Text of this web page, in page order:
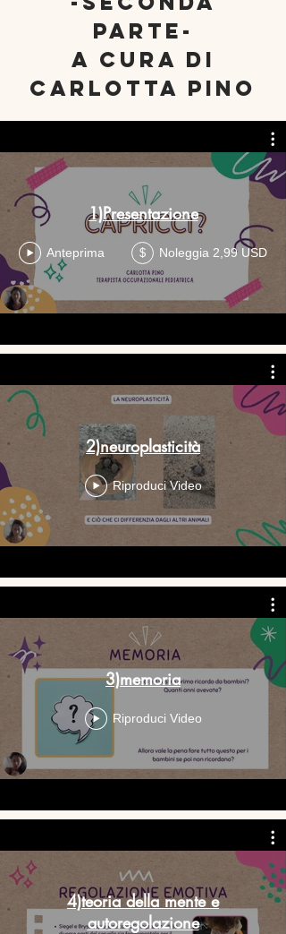
PARTE-
A CURA DI
cARLOTTA pINO
1)Presentazione
Anteprima $ Noleggia 2,99 USD
2)neuroplasticità
Riproduci Video
3)memoria
Riproduci Video
4)teoria della mente e
autoregolazione